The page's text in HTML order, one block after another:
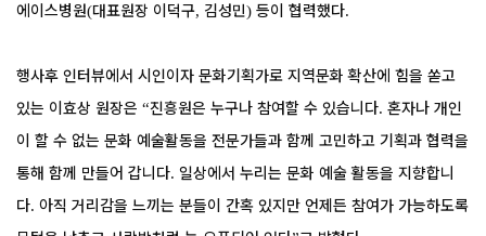
에이스병원(대표원장 이덕구, 김성민) 등이 협력했다.
행사후 인터뷰에서 시인이자 문화기획가로 지역문화 확산에 힘을 쏟고
있는 이효상 원장은 “진흥원은 누구나 참여할 수 있습니다. 혼자나 개인
이 할 수 없는 문화 예술활동을 전문가들과 함께 고민하고 기획과 협력을
통해 함께 만들어 갑니다. 일상에서 누리는 문화 예술 활동을 지향합니
다. 아직 거리감을 느끼는 분들이 간혹 있지만 언제든 참여가 가능하도록